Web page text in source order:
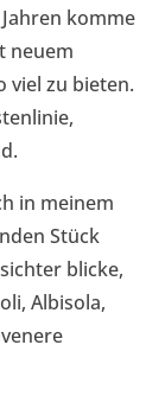
komme
neuem
viel zu bieten.
in meinem
Stück
blicke,
Albisola,